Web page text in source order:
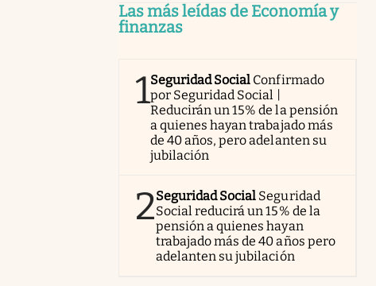
Las más leídas de Economía y
finanzas
1Seguridad Social Confirmado
por Seguridad Social |
Reducirán un 15% de la pensión
a quienes hayan trabajado más
de 40 años, pero adelanten su
jubilación
2Seguridad Social Seguridad
Social reducirá un 15% de la
pensión a quienes hayan
trabajado más de 40 años pero
adelanten su jubilación